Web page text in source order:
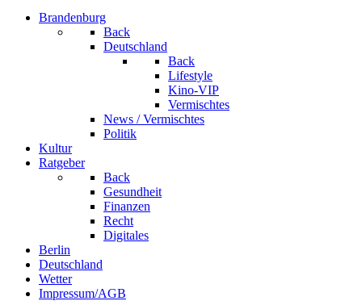
Brandenburg
Back
Deutschland
Back
Lifestyle
Kino-VIP
Vermischtes
News / Vermischtes
Politik
Kultur
Ratgeber
Back
Gesundheit
Finanzen
Recht
Digitales
Berlin
Deutschland
Wetter
Impressum/AGB